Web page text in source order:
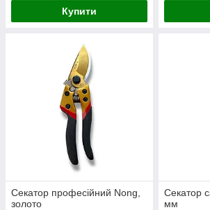
Купити
Секатор професійний Nong,
золото
Секатор
мм